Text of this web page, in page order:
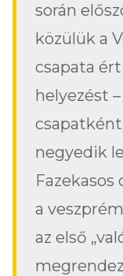
során
közülük a
csapata
helyezést
negyedik
a
az első